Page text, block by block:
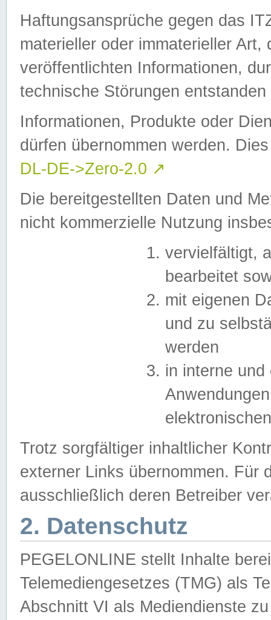
Haftungsansprüche gegen das
materieller oder immaterieller
veröffentlichten Informationen,
technische Störungen
Informationen, Produkte oder
dürfen übernommen werden.
DL-DE->Zero-2.0 ↗
Die bereitgestellten Daten und
nicht kommerzielle Nutzung
vervielfältigt,
bearbeitet
mit eigenen
und zu
werden
in interne
Trotz sorgfältiger inhaltlicher
externer Links übernommen. Für
ausschließlich deren Betreiber
2. Datenschutz
PEGELONLINE stellt Inhalte
Telemediengesetzes (TMG) als
Abschnitt VI als Mediendienste